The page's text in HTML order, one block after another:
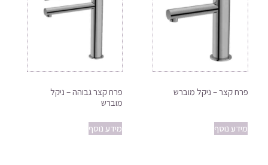
פרח קצר – ניקל מוברש
מידע נוסף
פרח קצר גבוהה – ניקל
מוברש
מידע נוסף